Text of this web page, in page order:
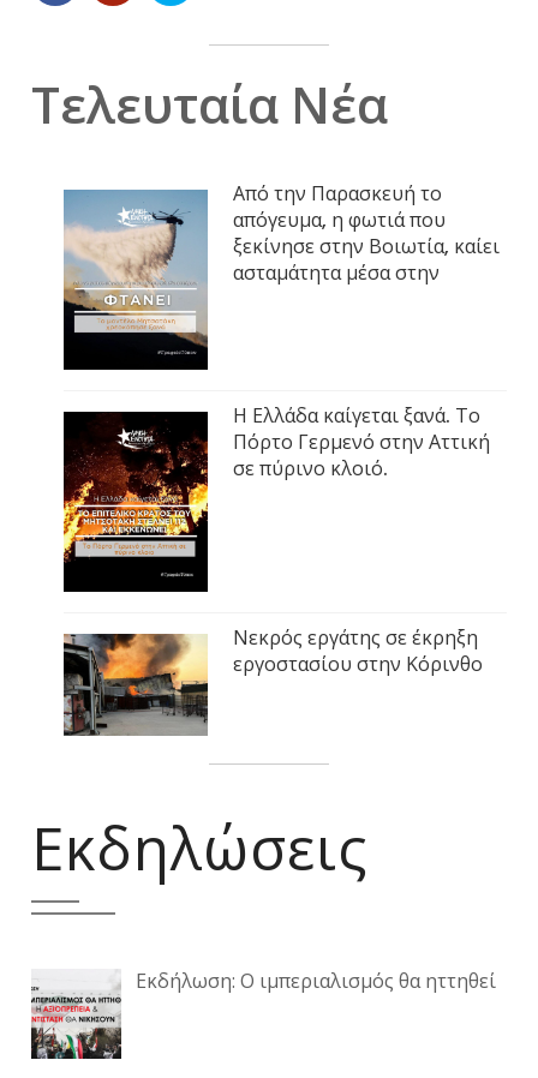
Τελευταία Νέα
Από την Παρασκευή το
απόγευμα, η φωτιά που
ξεκίνησε στην Βοιωτία, καίει
ασταμάτητα μέσα στην
Η Ελλάδα καίγεται ξανά. Το
Πόρτο Γερμενό στην Αττική
σε πύρινο κλοιό.
Νεκρός εργάτης σε έκρηξη
εργοστασίου στην Κόρινθο
Εκδηλώσεις
Εκδήλωση: Ο ιμπεριαλισμός θα ηττηθεί